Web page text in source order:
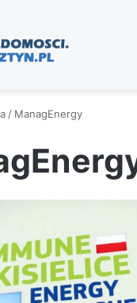
/ ManagEnergy